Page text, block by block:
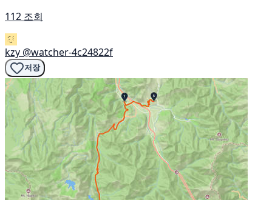
112 조회
kzy @watcher-4c24822f
저장